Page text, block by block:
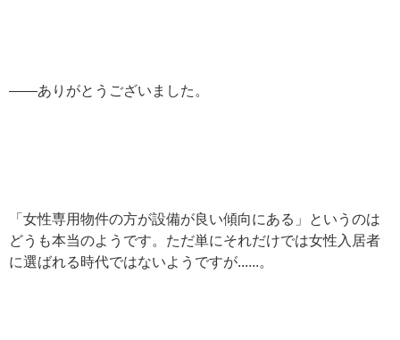
——ありがとうございました。
「女性専用物件の方が設備が良い傾向にある」というのは
どうも本当のようです。ただ単にそれだけでは女性入居者
に選ばれる時代ではないようですが......。